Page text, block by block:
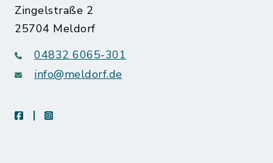
Zingelstraße 2
25704 Meldorf
04832 6065-301
info@meldorf.de
facebookinstagram